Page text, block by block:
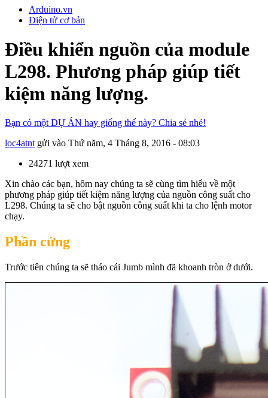
Arduino.vn
Điện tử cơ bản
Điều khiển nguồn của module
L298. Phương pháp giúp tiết
kiệm năng lượng.
Bạn có một DỰ ÁN hay giống thế này? Chia sẻ nhé!
loc4atntgửi vào Thứ năm, 4 Tháng 8, 2016 - 08:03
24271 lượt xem
Xin chào các bạn, hôm nay chúng ta sẽ cùng tìm hiểu về một
phương pháp giúp tiết kiệm năng lượng của nguồn công suất cho
L298. Chúng ta sẽ cho bật nguồn công suất khi ta cho lệnh motor
chạy.
Phần cứng
Trước tiên chúng ta sẽ tháo cái Jumb mình đã khoanh tròn ở dưới.